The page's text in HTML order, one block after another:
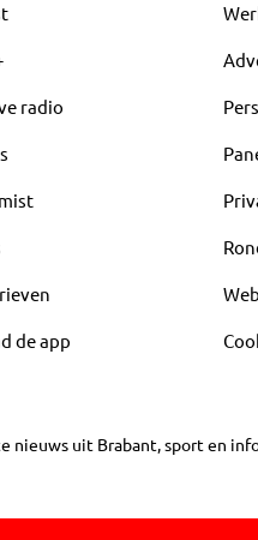
radio
de app
nieuws uit Brabant, sport en